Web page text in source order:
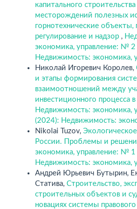
капитального
месторождений полезных
горнотехнические объекты,
регулирование и надзор ,
экономика, управление: № 2
Недвижимость: экономика,
Николай Игоревич Королев,
и этапы формирования
взаимоотношений между
инвестиционного процесса
Недвижимость: экономика,
(2024): Недвижимость:
Nikolai Tuzov,
России. Проблемы и
экономика, управление: № 1
Недвижимость: экономика,
Андрей Юрьевич Бутырин,
Статива, Строительство,
строительных объектов и
новациях системы